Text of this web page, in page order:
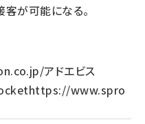
客が可能になる。
アドエビス
https://www.spro